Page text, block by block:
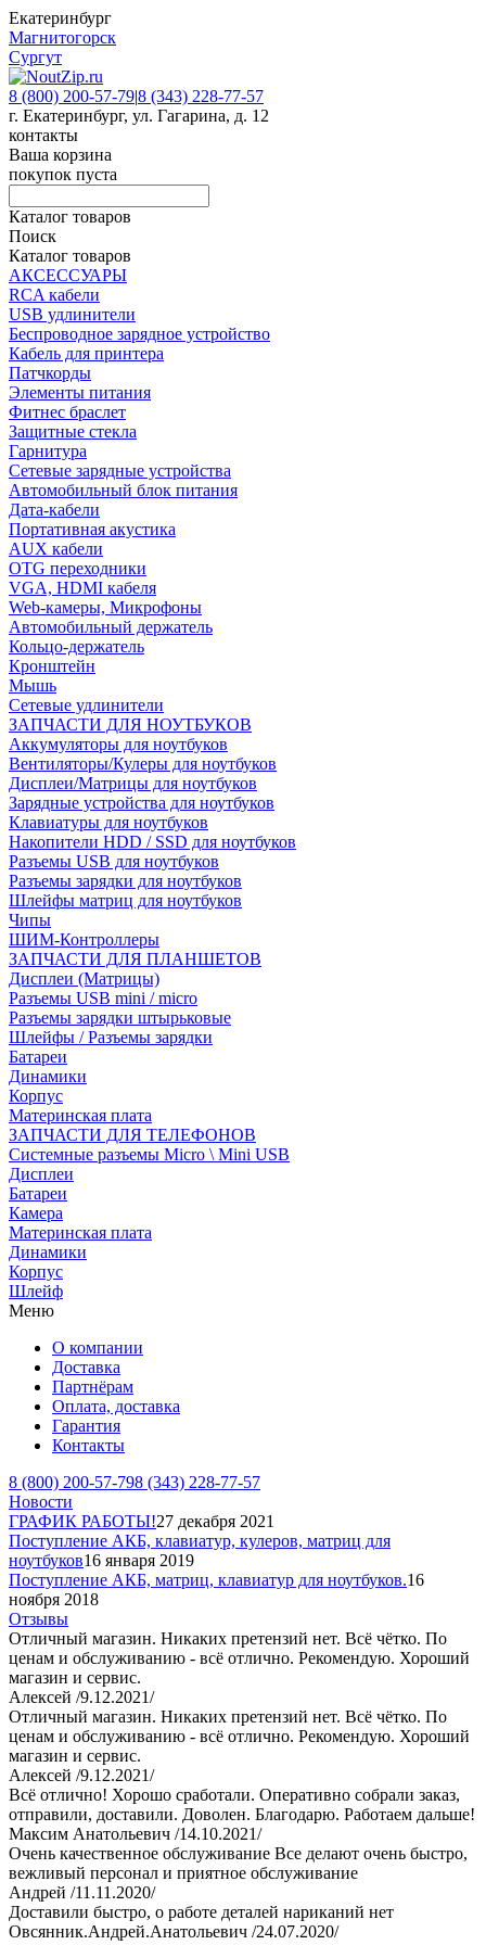
Екатеринбург
Магнитогорск
Сургут
8 (800) 200-57-79|8 (343) 228-77-57
г. Екатеринбург, ул. Гагарина, д. 12
контакты
Ваша корзина
покупок пуста
Каталог товаров
Поиск
Каталог товаров
АКСЕССУАРЫ
RCA кабели
USB удлинители
Беспроводное зарядное устройство
Кабель для принтера
Патчкорды
Элементы питания
Фитнес браслет
Защитные стекла
Гарнитура
Сетевые зарядные устройства
Автомобильный блок питания
Дата-кабели
Портативная акустика
AUX кабели
OTG переходники
VGA, HDMI кабеля
Web-камеры, Микрофоны
Автомобильный держатель
Кольцо-держатель
Кронштейн
Мышь
Сетевые удлинители
ЗАПЧАСТИ ДЛЯ НОУТБУКОВ
Аккумуляторы для ноутбуков
Вентиляторы/Кулеры для ноутбуков
Дисплеи/Матрицы для ноутбуков
Зарядные устройства для ноутбуков
Клавиатуры для ноутбуков
Накопители HDD / SSD для ноутбуков
Разъемы USB для ноутбуков
Разъемы зарядки для ноутбуков
Шлейфы матриц для ноутбуков
Чипы
ШИМ-Контроллеры
ЗАПЧАСТИ ДЛЯ ПЛАНШЕТОВ
Дисплеи (Матрицы)
Разъемы USB mini / micro
Разъемы зарядки штырьковые
Шлейфы / Разъемы зарядки
Батареи
Динамики
Корпус
Материнская плата
ЗАПЧАСТИ ДЛЯ ТЕЛЕФОНОВ
Системные разъемы Micro \ Mini USB
Дисплеи
Батареи
Камера
Материнская плата
Динамики
Корпус
Шлейф
Меню
О компании
Доставка
Партнёрам
Оплата, доставка
Гарантия
Контакты
8 (800) 200-57-798 (343) 228-77-57
Новости
ГРАФИК РАБОТЫ!27 декабря 2021
Поступление АКБ, клавиатур, кулеров, матриц для
ноутбуков16 января 2019
Поступление АКБ, матриц, клавиатур для ноутбуков.16
ноября 2018
Отзывы
Отличный магазин. Никаких претензий нет. Всё чётко. По
ценам и обслуживанию - всё отлично. Рекомендую. Хороший
магазин и сервис.
Алексей /9.12.2021/
Отличный магазин. Никаких претензий нет. Всё чётко. По
ценам и обслуживанию - всё отлично. Рекомендую. Хороший
магазин и сервис.
Алексей /9.12.2021/
Всё отлично! Хорошо сработали. Оперативно собрали заказ,
отправили, доставили. Доволен. Благодарю. Работаем дальше!
Максим Анатольевич /14.10.2021/
Очень качественное обслуживание Все делают очень быстро,
вежливый персонал и приятное обслуживание
Андрей /11.11.2020/
Доставили быстро, о работе деталей нариканий нет
Овсянник.Андрей.Анатольевич /24.07.2020/